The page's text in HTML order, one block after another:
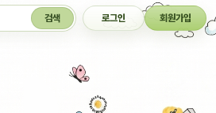
검색 로그인 회원가입